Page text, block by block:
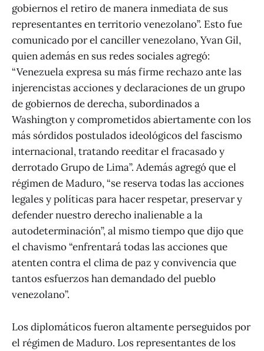
gobiernos el retiro de manera inmediata de sus
representantes en territorio venezolano”. Esto fue
comunicado por el canciller venezolano, Yvan Gil,
quien además en sus redes sociales agregó:
“Venezuela expresa su más firme rechazo ante las
injerencistas acciones y declaraciones de un grupo
de gobiernos de derecha, subordinados a
Washington y comprometidos abiertamente con los
más sórdidos postulados ideológicos del fascismo
internacional, tratando reeditar el fracasado y
derrotado Grupo de Lima”. Además agregó que el
régimen de Maduro, “se reserva todas las acciones
legales y políticas para hacer respetar, preservar y
defender nuestro derecho inalienable a la
autodeterminación”, al mismo tiempo que dijo que
el chavismo “enfrentará todas las acciones que
atenten contra el clima de paz y convivencia que
tantos esfuerzos han demandado del pueblo
venezolano”.
Los diplomáticos fueron altamente perseguidos por
el régimen de Maduro. Los representantes de los